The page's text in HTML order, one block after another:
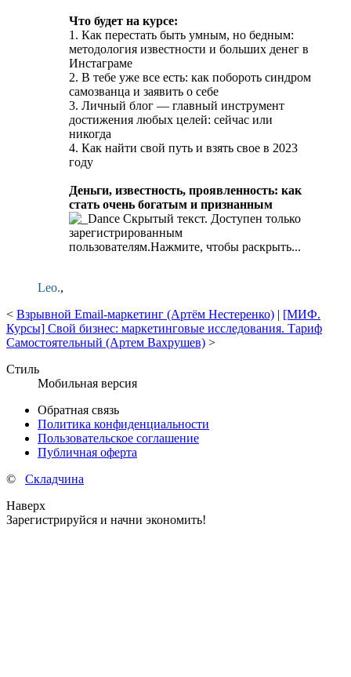
Что будет на курсе:
1. Как перестать быть умным, но бедным:
методология известности и больших денег в
Инстаграме
2. В тебе уже все есть: как побороть синдром
самозванца и заявить о себе
3. Личный блог — главный инструмент
достижения любых целей: сейчас или
никогда
4. Как найти свой путь и взять свое в 2023
году
Деньги, известность, проявленность: как
стать очень богатым и признанным
Скрытый текст. Доступен только
зарегистрированным
пользователям.Нажмите, чтобы раскрыть...
Leo.,
< Взрывной Email-маркетинг (Артём Нестеренко) | [МИФ.
Курсы] Свой бизнес: маркетинговые исследования. Тариф
Самостоятельный (Артем Вахрушев) >
Стиль
Мобильная версия
Обратная связь
Политика конфиденциальности
Пользовательское соглашение
Публичная оферта
©
Складчина
Наверх
Зарегистрируйся и начни экономить!